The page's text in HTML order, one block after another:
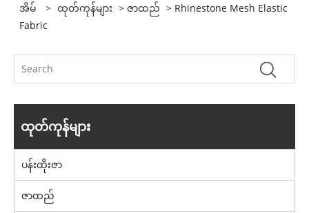
အိမ် > ထုတ်ကုန်များ >ဇာထည် > Rhinestone Mesh Elastic
Fabric
ထုတ်ကုန်များ
ပန်းထိုးဇာ
ဇာထည်